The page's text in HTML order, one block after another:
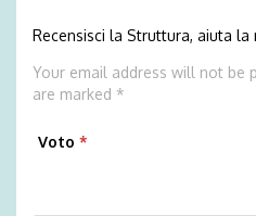
Recensisci la Struttura, aiuta la
Your email address will not be
are marked *
Voto *